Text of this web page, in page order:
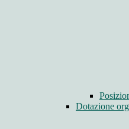
Dotazione